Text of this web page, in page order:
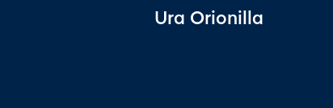
Ura Orionilla